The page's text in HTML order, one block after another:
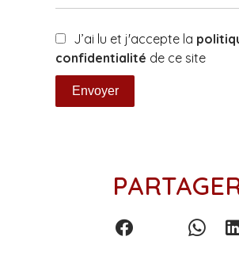
J’ai lu et j'accepte la
confidentialité de ce site
Envoyer